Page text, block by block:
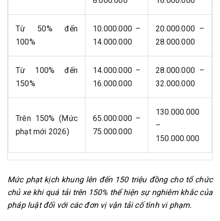
Từ 50% đến
100%
10.000.000 –
14.000.000
20.000.000 –
28.000.000
Từ 100% đến
150%
14.000.000 –
16.000.000
28.000.000 –
32.000.000
Trên 150% (Mức
phạt mới 2026)
65.000.000 –
75.000.000
130.000.000
–
150.000.000
Mức phạt kịch khung lên đến 150 triệu đồng cho tổ chức
chủ xe khi quá tải trên 150% thể hiện sự nghiêm khắc của
pháp luật đối với các đơn vị vận tải cố tình vi phạm.